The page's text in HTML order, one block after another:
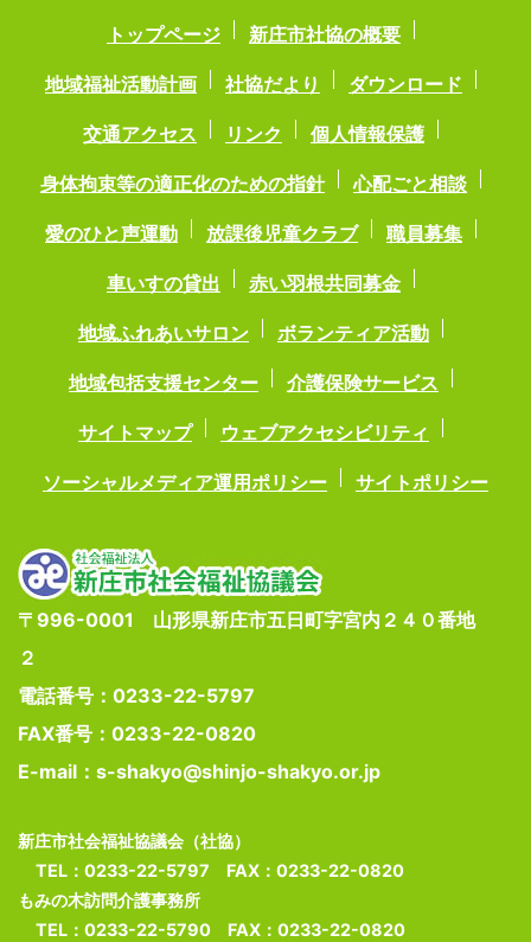
トップページ 新庄市社協の概要
地域福祉活動計画 社協だより ダウンロード
交通アクセス リンク 個人情報保護
身体拘束等の適正化のための指針 心配ごと相談
愛のひと声運動 放課後児童クラブ 職員募集
車いすの貸出 赤い羽根共同募金
地域ふれあいサロン ボランティア活動
地域包括支援センター 介護保険サービス
サイトマップ ウェブアクセシビリティ
ソーシャルメディア運用ポリシー サイトポリシー
〒996-0001 山形県新庄市五日町字宮内２４０番地
２
電話番号：0233-22-5797
FAX番号：0233-22-0820
E-mail：s-shakyo@shinjo-shakyo.or.jp
新庄市社会福祉協議会（社協）
TEL：0233-22-5797 FAX：0233-22-0820
もみの木訪問介護事務所
TEL：0233-22-5790 FAX：0233-22-0820